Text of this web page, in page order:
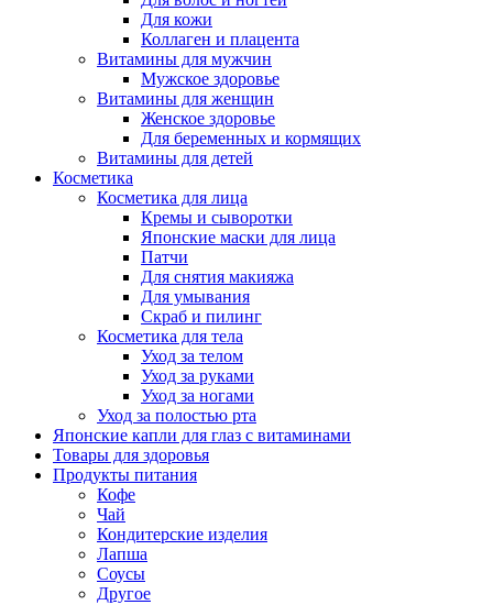
Для кожи
Коллаген и плацента
Витамины для мужчин
Мужское здоровье
Витамины для женщин
Женское здоровье
Для беременных и кормящих
Витамины для детей
Косметика
Косметика для лица
Кремы и сыворотки
Японские маски для лица
Патчи
Для снятия макияжа
Для умывания
Скраб и пилинг
Косметика для тела
Уход за телом
Уход за руками
Уход за ногами
Уход за полостью рта
Японские капли для глаз с витаминами
Товары для здоровья
Продукты питания
Кофе
Чай
Кондитерские изделия
Лапша
Соусы
Другое